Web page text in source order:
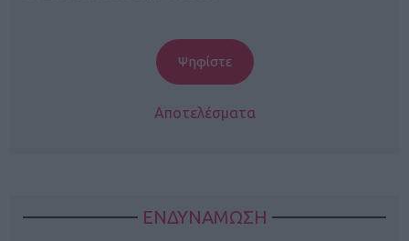
Αποτελέσματα
ΕΝΔΥΝΑΜΩΣΗ